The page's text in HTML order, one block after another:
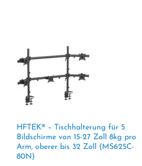
HFTEK® – Tischhalterung für 5
Bildschirme von 15-27 Zoll 8kg pro
Arm, oberer bis 32 Zoll (MS625C-
80N)